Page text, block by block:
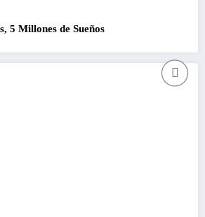
Millones de Sueños